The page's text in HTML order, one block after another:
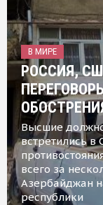
В МИРЕ
РОССИЯ,
Высшие
встретились в
всего за
Азербайджан
республики